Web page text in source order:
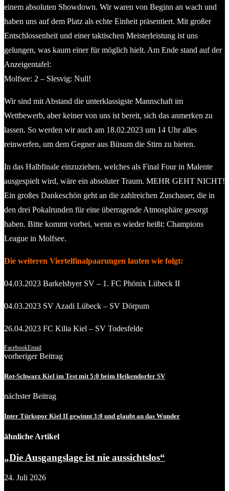
einem absoluten Showdown. Wir waren von Beginn an wach und
haben uns auf dem Platz als echte Einheit präsentiert. Mit großer
Entschlossenheit und einer taktischen Meisterleistung ist uns
gelungen, was kaum einer für möglich hielt. Am Ende stand auf der
Anzeigentafel:
Molfsee: 2 – Slesvig: Null!
Wir sind mit Abstand die unterklassigste Mannschaft im
Wettbewerb, aber keiner von uns ist bereit, sich das anmerken zu
lassen. So werden wir auch am 18.02.2023 um 14 Uhr alles
reinwerfen, um dem Gegner aus Büsum die Stirn zu bieten.
In das Halbfinale einzuziehen, welches als Final Four in Malente
ausgespielt wird, wäre ein absoluter Traum. MEHR GEHT NICHT!
Ein großes Dankeschön geht an die zahlreichen Zuschauer, die in
den drei Pokalrunden für eine überragende Atmosphäre gesorgt
haben. Bitte kommt vorbei, wenn es wieder heißt: Champions
League in Molfsee.
Die weiteren Viertelfinalpaarungen lauten wie folgt:
04.03.2023 Barkelsbyer SV – 1. FC Phönix Lübeck II
04.03.2023 SV Azadi Lübeck – SV Dörpum
26.04.2023 FC Kilia Kiel – SV Todesfelde
FacebookEmail
vorheriger Beitrag
Rot-Schwarz Kiel im Test mit 5:0 beim Heikendorfer SV
nächster Beitrag
Inter Türkspor Kiel II gewinnt 3:0 und glaubt an das Wunder
ähnliche Artikel
„Die Ausgangslage ist nie aussichtslos“
24. Juli 2026